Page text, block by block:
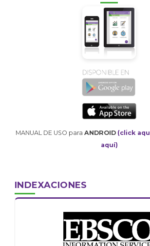
MANUAL DE USO para ANDROID (click
aquí)
INDEXACIONES